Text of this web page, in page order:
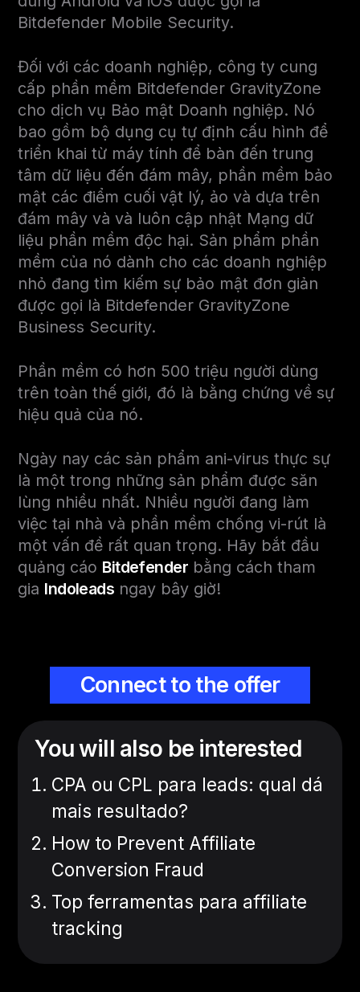
Bitdefender Mobile Security.
Đối với các doanh nghiệp, công ty cung
cấp phần mềm Bitdefender GravityZone
cho dịch vụ Bảo mật Doanh nghiệp. Nó
bao gồm bộ dụng cụ tự định cấu hình để
triển khai từ máy tính để bàn đến trung
tâm dữ liệu đến đám mây, phần mềm bảo
mật các điểm cuối vật lý, ảo và dựa trên
đám mây và và luôn cập nhật Mạng dữ
liệu phần mềm độc hại. Sản phẩm phần
mềm của nó dành cho các doanh nghiệp
nhỏ đang tìm kiếm sự bảo mật đơn giản
được gọi là Bitdefender GravityZone
Business Security.
Phần mềm có hơn 500 triệu người dùng
trên toàn thế giới, đó là bằng chứng về sự
hiệu quả của nó.
Ngày nay các sản phẩm ani-virus thực sự
là một trong những sản phẩm được săn
lùng nhiều nhất. Nhiều người đang làm
việc tại nhà và phần mềm chống vi-rút là
một vấn đề rất quan trọng. Hãy bắt đầu
quảng cáo Bitdefenderbằng cách tham
gia Indoleads ngay bây giờ!
Connect to the offer
You will also be interested
CPA ou CPL para leads: qual dá
mais resultado?
How to Prevent Affiliate
Conversion Fraud
Top ferramentas para affiliate
tracking